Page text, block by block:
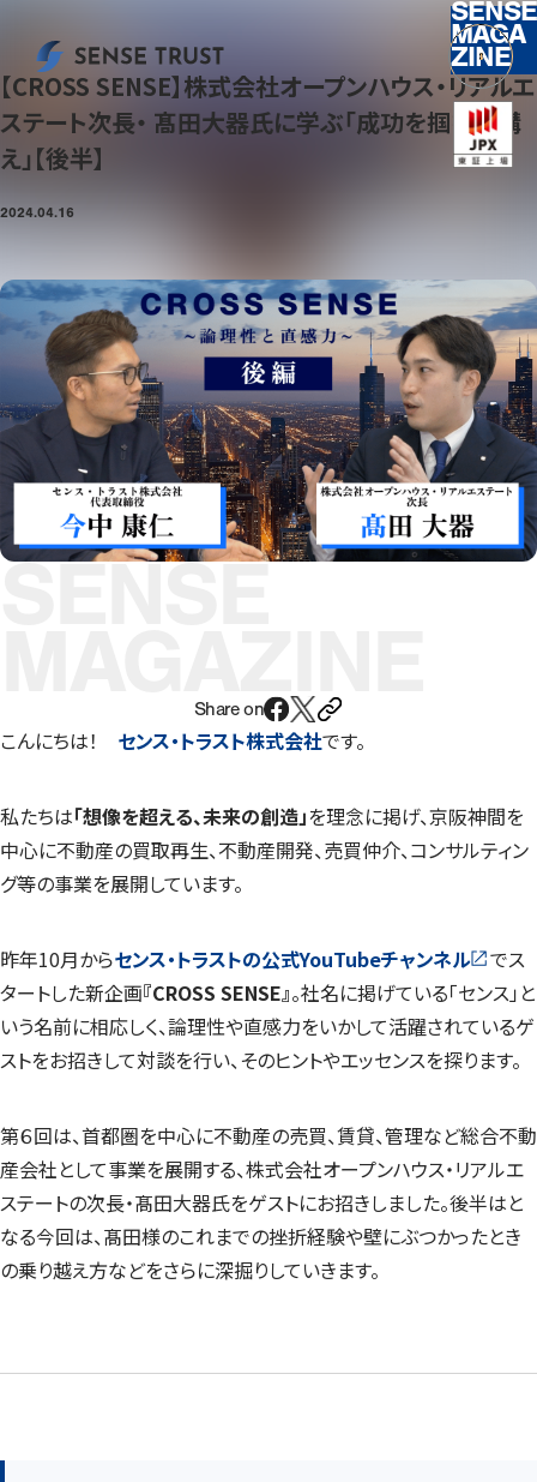
【CROSS SENSE】株式会社オープンハウス・リアルエ
ステート次長・ 髙田大器氏に学ぶ「成功を掴む心構
え」【後半】
2024.04.16
SENSE
MAGA
ZINE
SENSE
Share on
こんにちは！ センス・トラスト株式会社です。
私たちは「想像を超える、未来の創造」を理念に掲げ、京阪神間を
中心に不動産の買取再生、不動産開発、売買仲介、コンサルティン
グ等の事業を展開しています。
昨年10月からセンス・トラストの公式YouTubeチャンネル
でス
タートした新企画『CROSS SENSE』。社名に掲げている「センス」と
いう名前に相応しく、論理性や直感力をいかして活躍されているゲ
ストをお招きして対談を行い、そのヒントやエッセンスを探ります。
第６回は、首都圏を中心に不動産の売買、賃貸、管理など総合不動
産会社として事業を展開する、株式会社オープンハウス・リアルエ
ステートの次長・髙田大器氏をゲストにお招きしました。後半はと
なる今回は、髙田様のこれまでの挫折経験や壁にぶつかったとき
の乗り越え方などをさらに深掘りしていきます。